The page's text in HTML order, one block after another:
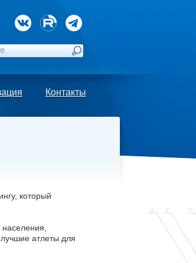
Контакты
который
атлеты для